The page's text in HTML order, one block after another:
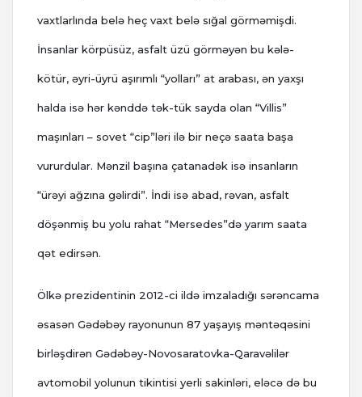
vaxtlarlında belə heç vaxt belə sığal görməmişdi.
İnsanlar körpüsüz, asfalt üzü görməyən bu kələ-
kötür, əyri-üyrü aşırımlı “yolları” at arabası, ən yaxşı
halda isə hər kənddə tək-tük sayda olan “Villis”
maşınları – sovet “cip”ləri ilə bir neçə saata başa
vururdular. Mənzil başına çatanadək isə insanların
“ürəyi ağzına gəlirdi”. İndi isə abad, rəvan, asfalt
döşənmiş bu yolu rahat “Mersedes”də yarım saata
qət edirsən.
Ölkə prezidentinin 2012-ci ildə imzaladığı sərəncama
əsasən Gədəbəy rayonunun 87 yaşayış məntəqəsini
birləşdirən Gədəbəy-Novosaratovka-Qaravəlilər
avtomobil yolunun tikintisi yerli sakinləri, eləcə də bu